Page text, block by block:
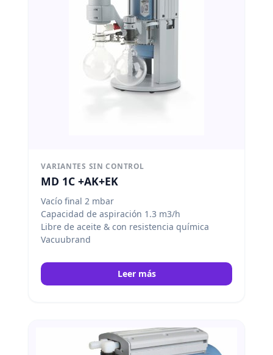
VARIANTES SIN CONTROL
MD 1C +AK+EK
Vacío final 2 mbar
Capacidad de aspiración 1.3 m3/h
Libre de aceite & con resistencia química
Vacuubrand
Leer más